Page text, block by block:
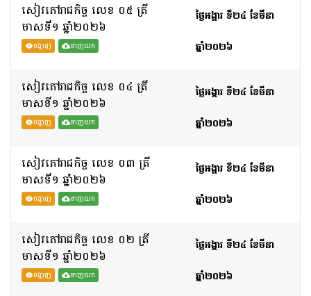
សៀវភៅរាជកិច្ច លេខ ០៥ ត្រី
មាសទី១ ឆ្នាំ២០២៦
បង្ហាញ ទាញយក
ថ្ងៃអង្គារ ទី២៤ ខែមីនា
ឆ្នាំ២០២៦
សៀវភៅរាជកិច្ច លេខ ០៤ ត្រី
មាសទី១ ឆ្នាំ២០២៦
បង្ហាញ ទាញយក
ថ្ងៃអង្គារ ទី២៤ ខែមីនា
ឆ្នាំ២០២៦
សៀវភៅរាជកិច្ច លេខ ០៣ ត្រី
មាសទី១ ឆ្នាំ២០២៦
បង្ហាញ ទាញយក
ថ្ងៃអង្គារ ទី២៤ ខែមីនា
ឆ្នាំ២០២៦
សៀវភៅរាជកិច្ច លេខ ០២ ត្រី
មាសទី១ ឆ្នាំ២០២៦
បង្ហាញ ទាញយក
ថ្ងៃអង្គារ ទី២៤ ខែមីនា
ឆ្នាំ២០២៦